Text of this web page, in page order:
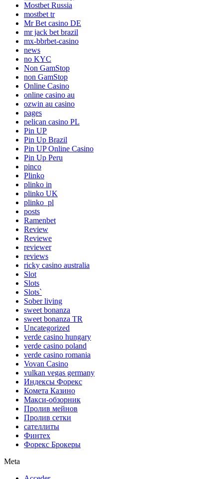
Mostbet Russia
mostbet tr
Mr Bet casino DE
mr jack bet brazil
mx-bbrbet-casino
news
no KYC
Non GamStop
non GamStop
Online Casino
online casino au
ozwin au casino
pages
pelican casino PL
Pin UP
Pin Up Brazil
Pin UP Online Casino
Pin Up Peru
pinco
Plinko
plinko in
plinko UK
plinko_pl
posts
Ramenbet
Review
Reviewe
reviewer
reviews
ricky casino australia
Slot
Slots
Slots`
Sober living
sweet bonanza
sweet bonanza TR
Uncategorized
verde casino hungary
verde casino poland
verde casino romania
Vovan Casino
vulkan vegas germany
Индексы Форекс
Комета Казино
Макси-обзорник
Пролив мейнов
Пролив сетки
сателлиты
Финтех
Форекс Брокеры
Meta